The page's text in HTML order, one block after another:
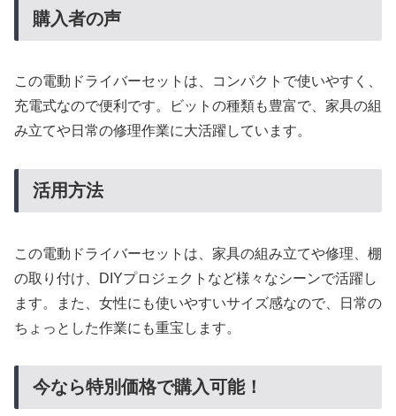
購入者の声
この電動ドライバーセットは、コンパクトで使いやすく、
充電式なので便利です。ビットの種類も豊富で、家具の組
み立てや日常の修理作業に大活躍しています。
活用方法
この電動ドライバーセットは、家具の組み立てや修理、棚
の取り付け、DIYプロジェクトなど様々なシーンで活躍し
ます。また、女性にも使いやすいサイズ感なので、日常の
ちょっとした作業にも重宝します。
今なら特別価格で購入可能！